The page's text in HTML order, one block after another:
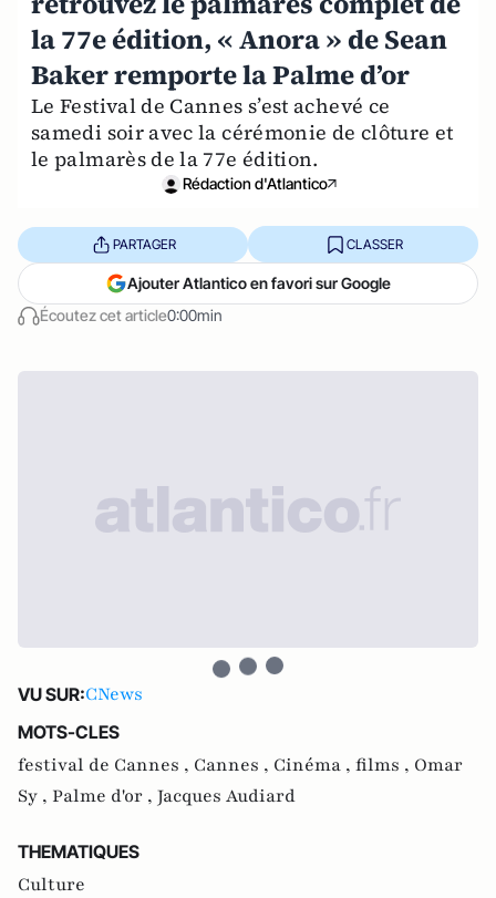
la 77e édition, « Anora » de Sean
Baker remporte la Palme d’or
Le Festival de Cannes s’est achevé ce
samedi soir avec la cérémonie de clôture et
le palmarès de la 77e édition.
Rédaction d'Atlantico
Écoutez cet article0:00min
PARTAGER CLASSER
Ajouter Atlantico en favori sur Google
VU SUR:CNews
MOTS-CLES
festival de Cannes , Cannes , Cinéma , films , Omar
Sy , Palme d'or , Jacques Audiard
THEMATIQUES
Culture